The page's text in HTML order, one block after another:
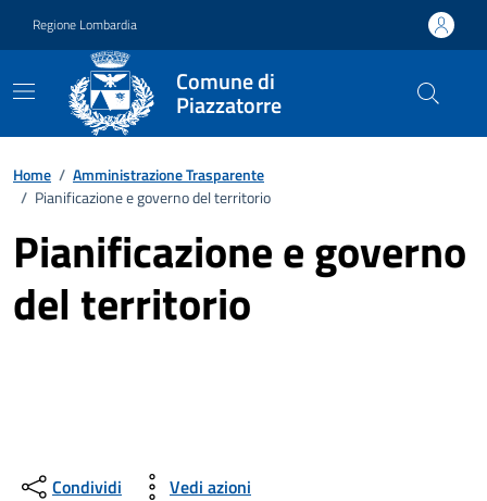
Regione Lombardia
Comune di
Piazzatorre
Home / Amministrazione Trasparente
/ Pianificazione e governo del territorio
Pianificazione e governo
del territorio
Condividi Vedi azioni